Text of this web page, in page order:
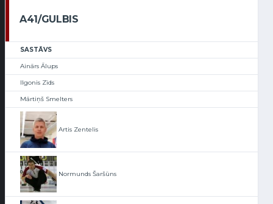
A41/GULBIS
SASTĀVS
Ainārs Ālups
Ilgonis Zīds
Mārtiņš Smelters
Artis Zentelis
Normunds Šaršūns